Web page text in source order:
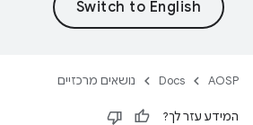
AOSP
Docs נושאים מרכזיים
המידע עזר לך?